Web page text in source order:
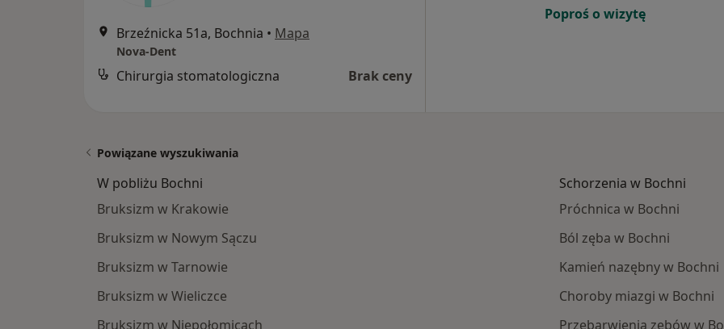
Brzeźnicka 51a, Bochnia • Mapa
Nova-Dent
Chirurgia stomatologiczna Brak ceny
Poproś o wizytę
Powiązane wyszukiwania
W pobliżu Bochni
Bruksizm w Krakowie
Bruksizm w Nowym Sączu
Bruksizm w Tarnowie
Bruksizm w Wieliczce
Bruksizm w Niepołomicach
Schorzenia w Bochni
Próchnica w Bochni
Ból zęba w Bochni
Kamień nazębny w Bochni
Choroby miazgi w Bochni
Przebarwienia zębów w